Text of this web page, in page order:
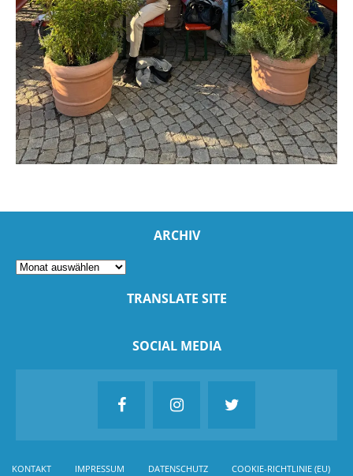
ARCHIV
TRANSLATE SITE
SOCIAL MEDIA
KONTAKT IMPRESSUM DATENSCHUTZ COOKIE-RICHTLINIE (EU)